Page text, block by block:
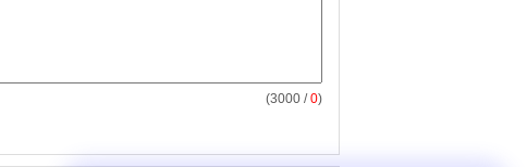
(
0
/ 3000)